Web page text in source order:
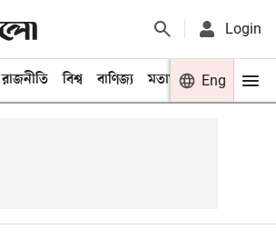
Login
রাজনীতি বিশ্ব বাণিজ্য মতামত খেলা
Eng